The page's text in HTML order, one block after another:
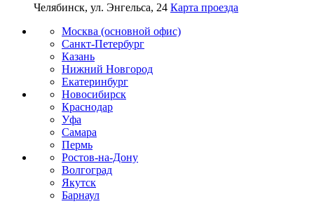
Челябинск, ул. Энгельса, 24 Карта проезда
Москва (основной офис)
Санкт-Петербург
Казань
Нижний Новгород
Екатеринбург
Новосибирск
Краснодар
Уфа
Самара
Пермь
Ростов-на-Дону
Волгоград
Якутск
Барнаул